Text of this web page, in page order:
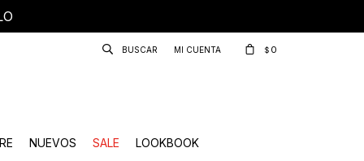
NUEVOS SALE LOOKBOOK
$ 0